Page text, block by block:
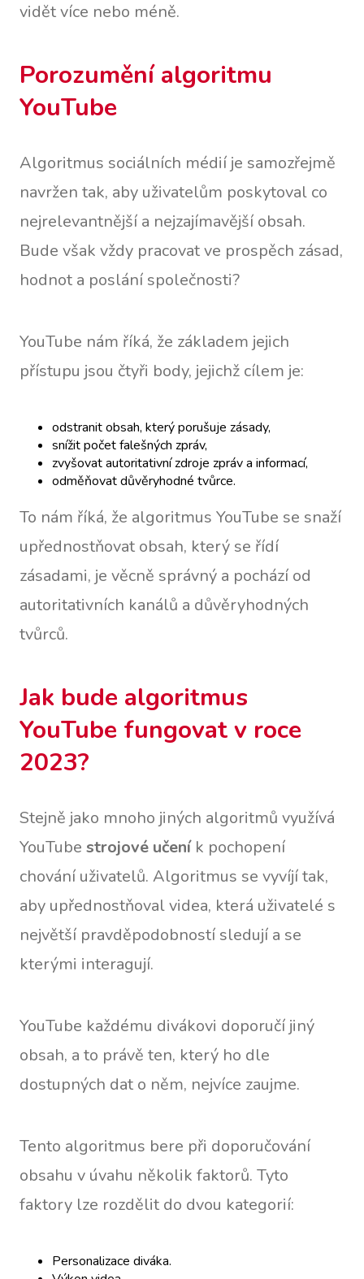
vidět více nebo méně.
Porozumění algoritmu
YouTube
Algoritmus sociálních médií je samozřejmě
navržen tak, aby uživatelům poskytoval co
nejrelevantnější a nejzajímavější obsah.
Bude však vždy pracovat ve prospěch zásad,
hodnot a poslání společnosti?
YouTube nám říká, že základem jejich
přístupu jsou čtyři body, jejichž cílem je:
odstranit obsah, který porušuje zásady,
snížit počet falešných zpráv,
zvyšovat autoritativní zdroje zpráv a informací,
odměňovat důvěryhodné tvůrce.
To nám říká, že algoritmus YouTube se snaží
upřednostňovat obsah, který se řídí
zásadami, je věcně správný a pochází od
autoritativních kanálů a důvěryhodných
tvůrců.
Jak bude algoritmus
YouTube fungovat v roce
2023?
Stejně jako mnoho jiných algoritmů využívá
YouTube strojové učeník pochopení
chování uživatelů. Algoritmus se vyvíjí tak,
aby upřednostňoval videa, která uživatelé s
největší pravděpodobností sledují a se
kterými interagují.
YouTube každému divákovi doporučí jiný
obsah, a to právě ten, který ho dle
dostupných dat o něm, nejvíce zaujme.
Tento algoritmus bere při doporučování
obsahu v úvahu několik faktorů. Tyto
faktory lze rozdělit do dvou kategorií:
Personalizace diváka.